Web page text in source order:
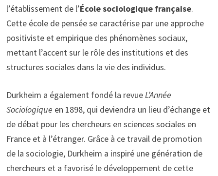
l’établissement de l’École sociologique française.
Cette école de pensée se caractérise par une approche
positiviste et empirique des phénomènes sociaux,
mettant l’accent sur le rôle des institutions et des
structures sociales dans la vie des individus.
Durkheim a également fondé la revueL’Année
Sociologique en 1898, qui deviendra un lieu d’échange et
de débat pour les chercheurs en sciences sociales en
France et à l’étranger. Grâce à ce travail de promotion
de la sociologie, Durkheim a inspiré une génération de
chercheurs et a favorisé le développement de cette